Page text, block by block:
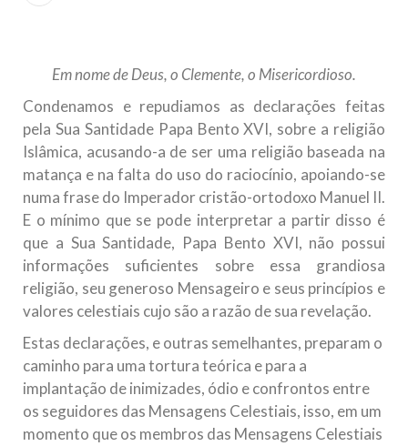
10 DE NOVEMBRO DE 2013
Falecimento do Imam Ali Ibn Al-Hussein
(A.S.)
Em nome de Deus, o Clemente, o Misericordioso! Diante da
data em que relembramos o martírio do quarto Imam dos
muçulmanos, o Imam Ali Ibn Al-Hussein Ibn Ali Ibn Abi Táleb
3 DE JULHO DE 2014
Centro Islâmico no Brasil recebe o ex-
ministro das Relações Exteriores da
República Islâmica do Irã
Na noite da quinta-feira, 03 de Abril, o Centro Islâmico no
Brasil recebeu em sua sede, em São Paulo, o ex-ministro das
Relações Exteriores da República Islâmica do Irã, Sr. Kamal
Em nome de Deus, o Clemente, o Misericordioso.
Condenamos e repudiamos as declarações feitas
pela Sua Santidade Papa Bento XVI, sobre a religião
Islâmica, acusando-a de ser uma religião baseada na
matança e na falta do uso do raciocínio, apoiando-se
numa frase do Imperador cristão-ortodoxo Manuel II.
E o mínimo que se pode interpretar a partir disso é
que a Sua Santidade, Papa Bento XVI, não possui
informações suficientes sobre essa grandiosa
religião, seu generoso Mensageiro e seus princípios e
valores celestiais cujo são a razão de sua revelação.
Estas declarações, e outras semelhantes, preparam o
caminho para uma tortura teórica e para a
implantação de inimizades, ódio e confrontos entre
os seguidores das Mensagens Celestiais, isso, em um
momento que os membros das Mensagens Celestiais